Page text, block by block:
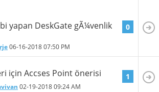
yapan DeskGate gÃ¼venlik
06-16-201807:50 PM
0
için Accses Point önerisi
02-19-201809:24 AM
1